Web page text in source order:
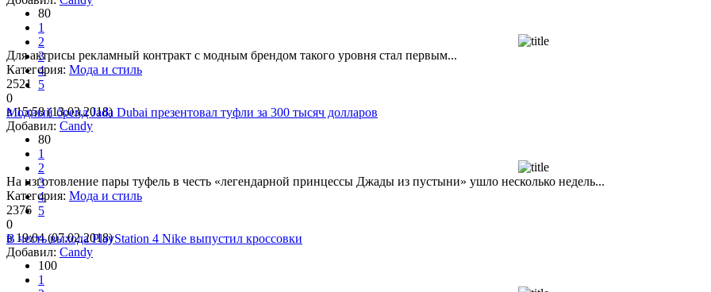
80
1
2
3
4
5
в 15:58 (13.03.2018)
Добавил: Candy
Для актрисы рекламный контракт с модным брендом такого уровня стал первым...
Категория: Мода и стиль
2521
0
Модный бренд Jada Dubai презентовал туфли за 300 тысяч долларов
80
1
2
3
4
5
в 19:04 (07.02.2018)
Добавил: Candy
На изготовление пары туфель в честь «легендарной принцессы Джады из пустыни» ушло несколько недель...
Категория: Мода и стиль
2376
0
В честь выхода PlayStation 4 Nike выпустил кроссовки
100
1